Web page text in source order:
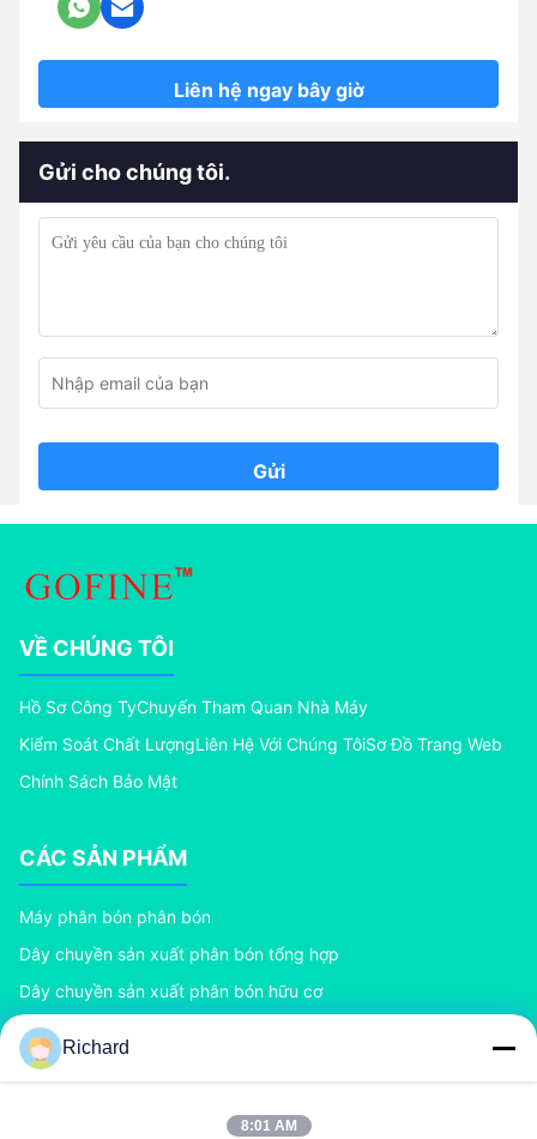
Liên hệ ngay bây giờ
Gửi cho chúng tôi.
Gửi
VỀ CHÚNG TÔI
Hồ Sơ Công TyChuyến Tham Quan Nhà Máy
Kiểm Soát Chất LượngLiên Hệ Với Chúng TôiSơ Đồ Trang Web
Chính Sách Bảo Mật
CÁC SẢN PHẨM
Máy phân bón phân bón
Dây chuyền sản xuất phân bón tổng hợp
Dây chuyền sản xuất phân bón hữu cơ
Dây chuyền sản xuất phân bón BB
Máy tạo hạt phân bón con lăn đôi
Richard
8:01 AM